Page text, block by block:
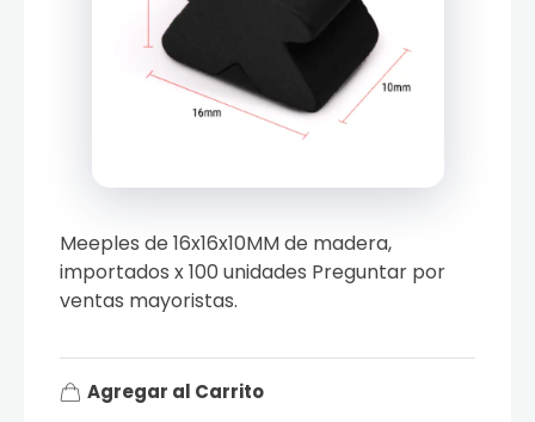
Meeples de 16x16x10MM de madera,
importados x 100 unidades Preguntar por
ventas mayoristas.
Agregar al Carrito